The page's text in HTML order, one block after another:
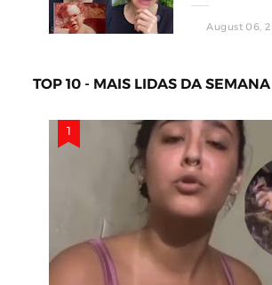
August 06,
TOP 10 - MAIS LIDAS DA SEMANA